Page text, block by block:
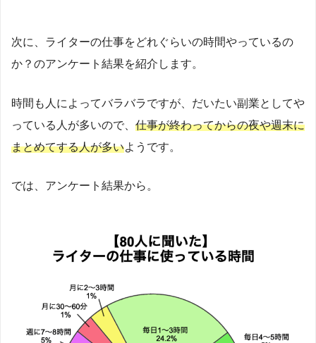
次に、ライターの仕事をどれぐらいの時間やっているの
か？のアンケート結果を紹介します。
時間も人によってバラバラですが、だいたい副業としてや
っている人が多いので、 仕事が終わってからの夜や週末に
まとめてする人が多いようです。
では、アンケート結果から。